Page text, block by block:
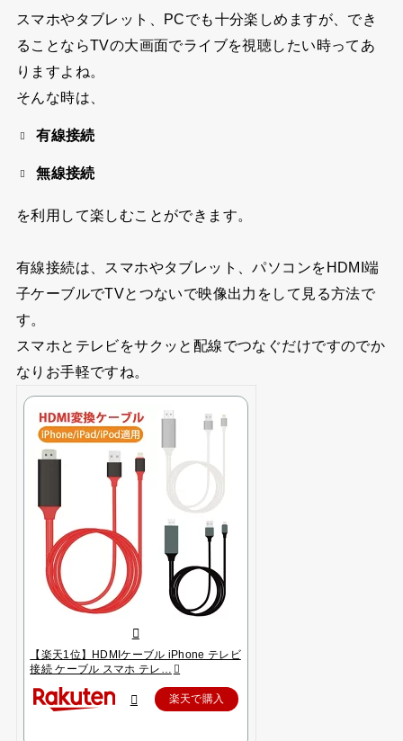
スマホやタブレット、PCでも十分楽しめますが、でき
ることならTVの大画面でライブを視聴したい時ってあ
りますよね。
そんな時は、
有線接続
無線接続
を利用して楽しむことができます。
有線接続は、スマホやタブレット、パソコンをHDMI端
子ケーブルでTVとつないで映像出力をして見る方法で
す。
スマホとテレビをサクッと配線でつなぐだけですのでか
なりお手軽ですね。
【楽天1位】HDMIケーブル iPhone テレビ
接続 ケーブル スマホ テレ…
楽天で購入